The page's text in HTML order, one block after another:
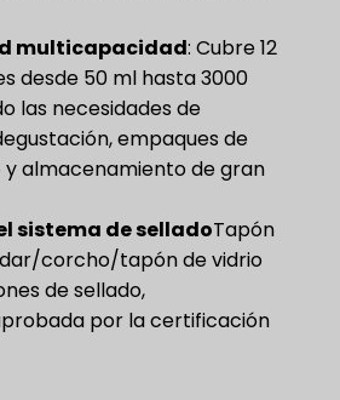
multicapacidad​: Cubre 12
desde 50 ml hasta 3000
las necesidades de
empaques de
y almacenamiento de gran
sistema de selladoTapón
corcho/tapón de vidrio
de sellado,
por la certificación